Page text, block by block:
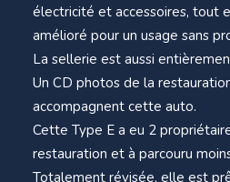
électricité et accessoires, tout
amélioré pour un usage sans
La sellerie est aussi
Un CD photos de la
accompagnent cette auto.
Cette Type E a eu 2
restauration et à parcouru
Totalement révisée, elle est